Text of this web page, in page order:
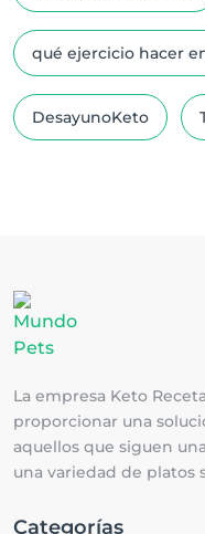
qué ejercicio hacer
DesayunoKeto
La empresa Keto
proporcionar una
aquellos que siguen
una variedad de platos
Categorías